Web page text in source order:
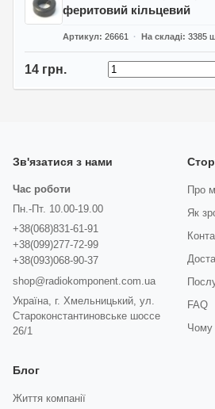
феритовий кільцевий
Артикул 26661 На складі 3385
14 грн.
Зв'язатися з нами
Час роботи
Пн.-Пт. 10.00-19.00
+38(068)831-61-91
+38(099)277-72-99
+38(093)068-90-37
shop@radiokomponent.com.ua
Україна, г. Хмельницький, ул.
Староконстантиновське шоссе
26/1
Про
Як
FAQ
Чому
Блог
Життя компанії